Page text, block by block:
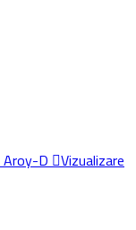
Vizualizare